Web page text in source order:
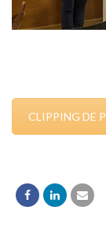
CLIPPING DE